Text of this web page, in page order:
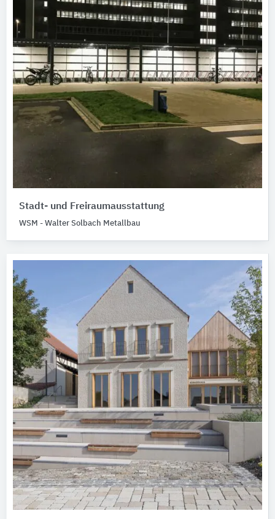
Stadt- und Freiraumausstattung
WSM - Walter Solbach Metallbau